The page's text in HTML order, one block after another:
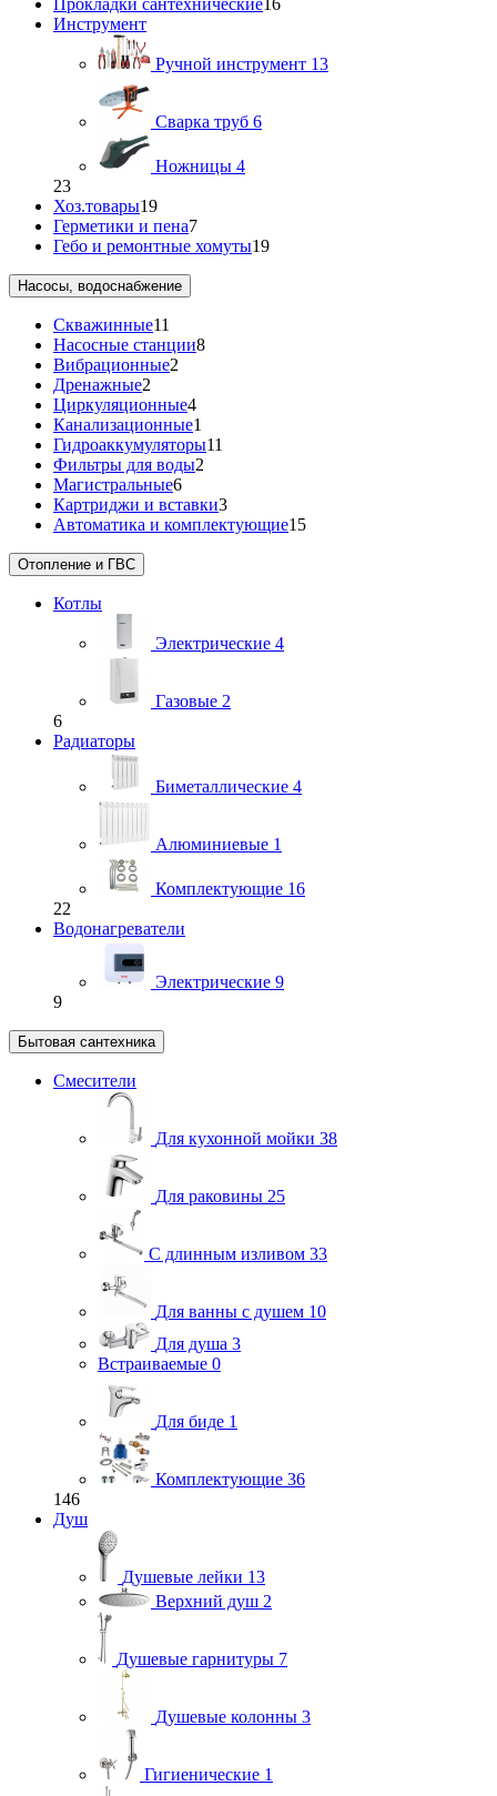
Прокладки сантехнические 16
Инструмент
Ручной инструмент 13
Сварка труб 6
Ножницы 4
23
Хоз.товары19
Герметики и пена7
Гебо и ремонтные хомуты19
Насосы, водоснабжение
Скважинные11
Насосные станции8
Вибрационные2
Дренажные2
Циркуляционные4
Канализационные1
Гидроаккумуляторы11
Фильтры для воды2
Магистральные6
Картриджи и вставки3
Автоматика и комплектующие15
Отопление и ГВС
Котлы
Электрические 4
Газовые 2
6
Радиаторы
Биметаллические 4
Алюминиевые 1
Комплектующие 16
22
Водонагреватели
Электрические 9
9
Бытовая сантехника
Смесители
Для кухонной мойки 38
Для раковины 25
С длинным изливом 33
Для ванны с душем 10
Для душа 3
Встраиваемые 0
Для биде 1
Комплектующие 36
146
Душ
Душевые лейки 13
Верхний душ 2
Душевые гарнитуры 7
Душевые колонны 3
Гигиенические 1